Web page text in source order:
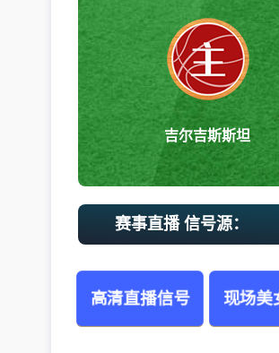
吉尔吉斯斯坦
赛事直播 信号源：
高清直播信号 现场美